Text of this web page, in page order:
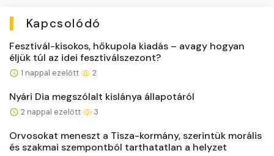
Kapcsolódó
Fesztivál-kisokos, hőkupola kiadás – avagy hogyan
éljük túl az idei fesztiválszezont?
1 nappal ezelőtt 2
Nyári Dia megszólalt kislánya állapotáról
2 nappal ezelőtt 3
Orvosokat meneszt a Tisza-kormány, szerintük morális
és szakmai szempontból tarthatatlan a helyzet